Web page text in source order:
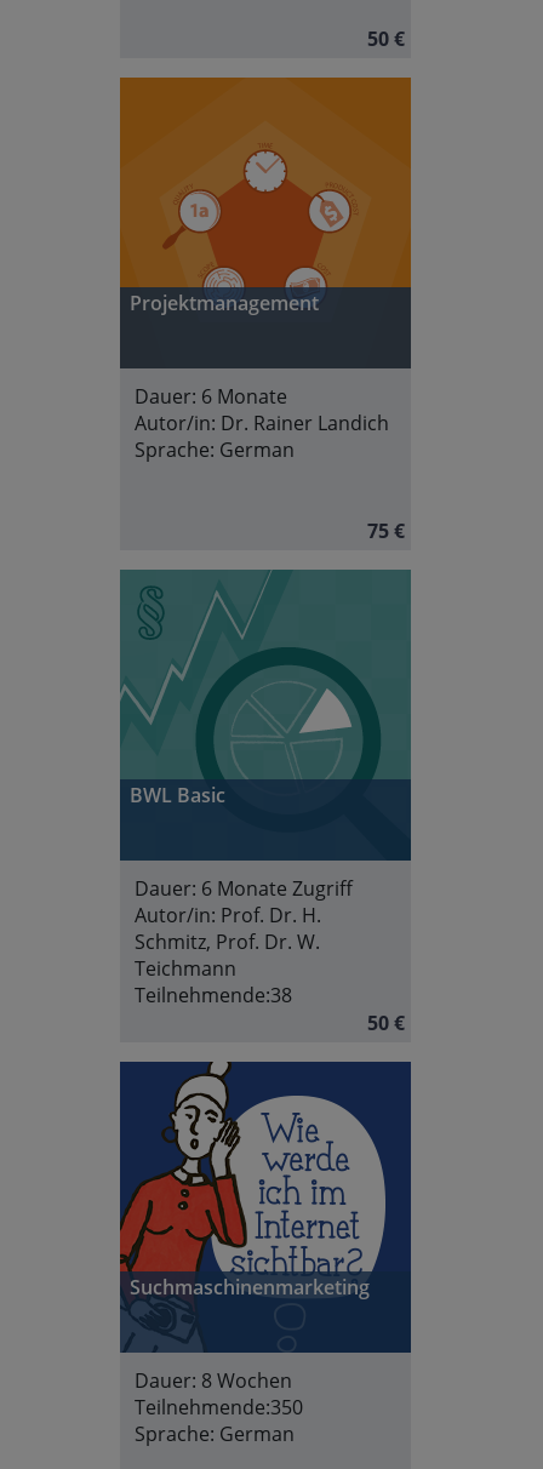
50 €
Projektmanagement
Dauer: 6 Monate
Autor/in: Dr. Rainer Landich
Sprache: German
75 €
BWL Basic
Dauer: 6 Monate Zugriff
Autor/in: Prof. Dr. H.
Schmitz, Prof. Dr. W.
Teichmann
Teilnehmende:38
50 €
Suchmaschinenmarketing
Dauer: 8 Wochen
Teilnehmende:350
Sprache: German